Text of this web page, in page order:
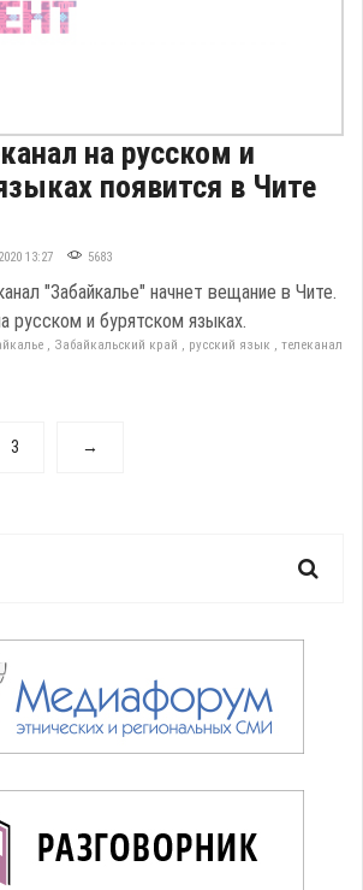
на русском и
появится в Чите
13:27 5683
"Забайкалье" начнет вещание в Чите.
русском и бурятском языках.
, Забайкальский край , русский язык , телеканал
3 →